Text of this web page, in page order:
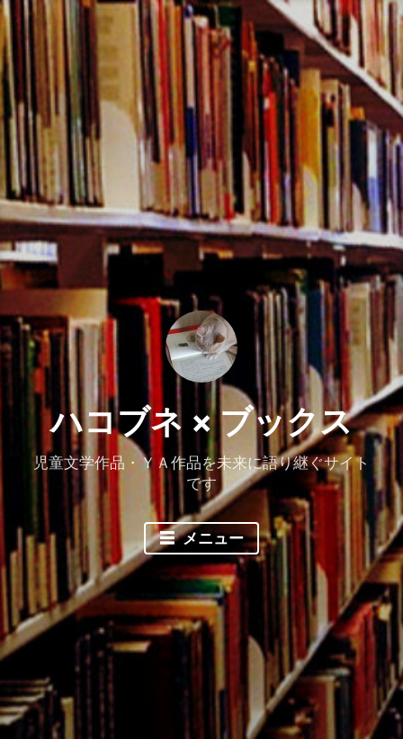
コ
ン
テ
ン
ツ
へ
ス
キ
ッ
プ
ハコブネ × ブックス
児童文学作品・ＹＡ作品を未来に語り継ぐサイト
です
メニュー